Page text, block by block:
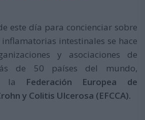
este día para concienciar sobre
intestinales se hace
y asociaciones de
de 50 países del mundo,
la Federación Europea de
y Colitis Ulcerosa (EFCCA).